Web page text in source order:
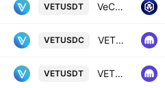
VETUSDT VeChain / Tether
VETUSDC VET / USD Coin
VETUSDT VET / Tether USD